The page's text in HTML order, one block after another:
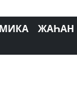
ЖАҺАН